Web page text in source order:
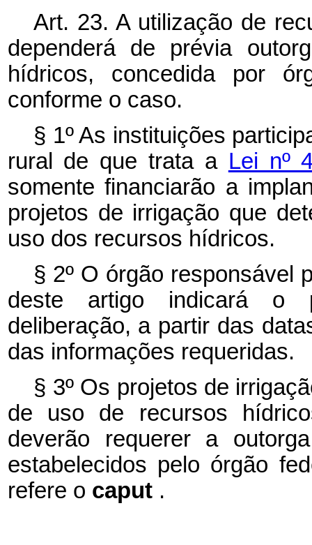
Art. 23. A utilização de
dependerá de prévia
hídricos, concedida por
conforme o caso.
§ 1º As instituições
rural de que trata a Lei nº
somente financiarão a
projetos de irrigação que
uso dos recursos hídricos.
§ 2º O órgão responsável
deste artigo indicará o
deliberação, a partir das
das informações requeridas.
§ 3º Os projetos de
de uso de recursos
deverão requerer a
estabelecidos pelo órgão
refere o caput .